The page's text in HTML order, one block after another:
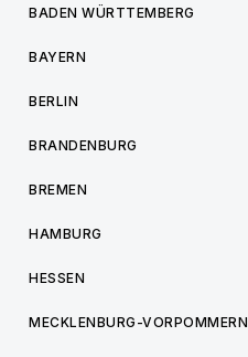
BADEN WÜRTTEMBERG
BAYERN
BERLIN
BRANDENBURG
BREMEN
HAMBURG
HESSEN
MECKLENBURG-VORPOMMERN